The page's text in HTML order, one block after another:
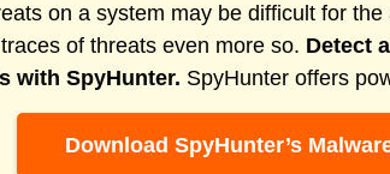
on a system may be difficult for
of threats even more so. Detect
with SpyHunter. SpyHunter offers
Download SpyHunter’s